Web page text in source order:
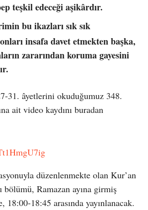
teşkil edeceği aşikârdır.
bu ikazları sık sık
insafa davet etmekten başka,
zararından koruma gayesini
31. âyetlerini okuduğumuz 348.
ait video kaydını buradan
düzenlenmekte olan Kur’an
bölümü, Ramazan ayına girmiş
18:00-18:45 arasında yayınlanacak.